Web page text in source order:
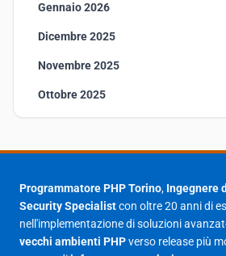
Gennaio 2026
Dicembre 2025
Novembre 2025
Ottobre 2025
Agosto 2025
Giugno 2025
Maggio 2025
Programmatore PHP Torino, Ingegnere
Security Specialistcon oltre 20 anni di
nell'implementazione di soluzioni
vecchi ambienti PHPverso release più